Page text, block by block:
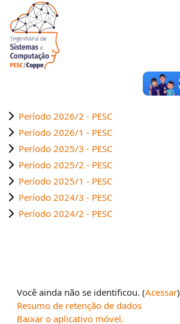
Período 2026/2 - PESC
Período 2026/1 - PESC
Período 2025/3 - PESC
Período 2025/2 - PESC
Período 2025/1 - PESC
Período 2024/3 - PESC
Período 2024/2 - PESC
Você ainda não se identificou. (Acessar)
Resumo de retenção de dados
Baixar o aplicativo móvel.